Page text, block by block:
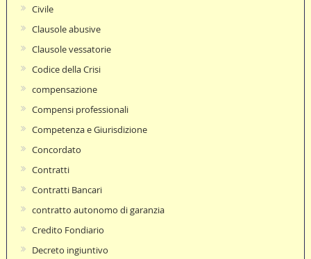
Civile
Clausole abusive
Clausole vessatorie
Codice della Crisi
compensazione
Compensi professionali
Competenza e Giurisdizione
Concordato
Contratti
Contratti Bancari
contratto autonomo di garanzia
Credito Fondiario
Decreto ingiuntivo